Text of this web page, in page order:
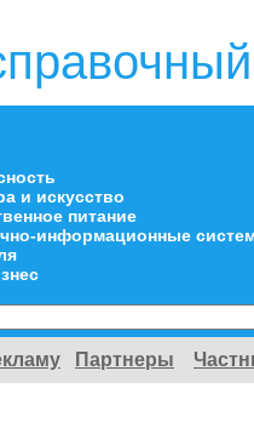
и искусство
питание
информационные
Партнеры